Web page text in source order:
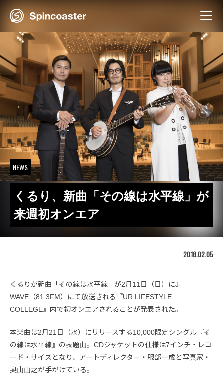
Skip
NEWS
くるり、新曲「その線は水平線」が
来週初オンエア
2018.02.05
くるりが新曲「その線は水平線」が2月11日（日）にJ-
WAVE（81.3FM）にて放送される『UR LIFESTYLE
COLLEGE』内で初オンエアされることが発表された。
本楽曲は2月21日（水）にリリースする10,000限定シングル『そ
の線は水平線』の表題曲。CDジャケットの仕様は7インチ・レコ
ード・サイズとなり、アートディレクター・服部一成と写真家・
奥山由之が手がけている。